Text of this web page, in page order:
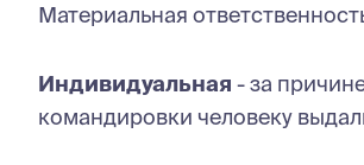
Материальная
Индивидуальная - за
командировки человеку